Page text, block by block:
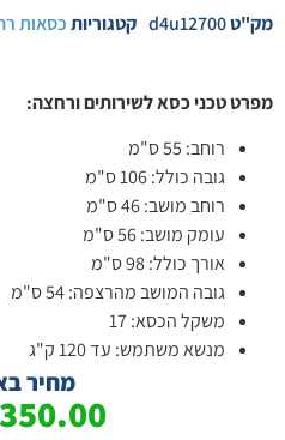
מק"טd4u12700 קטגוריותכסאות
מפרט טכני כסא לשירותים ורחצה:
רוחב: 55 ס"מ
גובה כולל: 106 ס"מ
רוחב מושב: 46 ס"מ
עומק מושב: 56 ס"מ
אורך כולל: 98 ס"מ
גובה המושב מהרצפה: 54 ס"מ
משקל הכסא: 17
מנשא משתמש: עד 120 ק"ג
מחיר